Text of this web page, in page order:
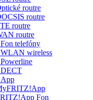
routre
routre
routre
routre
telefóny
wireless
Fon